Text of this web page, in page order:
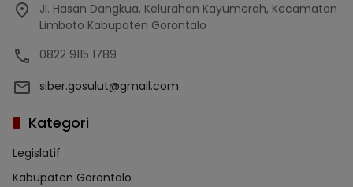
Jl. Hasan Dangkua, Kelurahan Kayumerah, Kecamatan
Limboto Kabupaten Gorontalo
0822 9115 1789
siber.gosulut@gmail.com
Kategori
Legislatif
Kabupaten Gorontalo